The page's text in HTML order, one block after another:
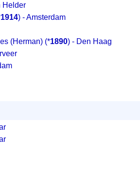
Helder
1914) - Amsterdam
(Herman) (*1890) - Den Haag